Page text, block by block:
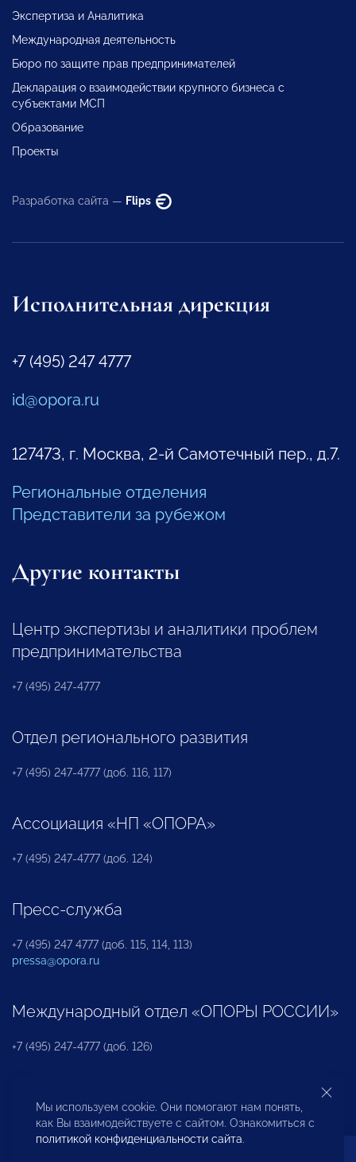
Экспертиза и Аналитика
Международная деятельность
Бюро по защите прав предпринимателей
Декларация о взаимодействии крупного бизнеса с
субъектами МСП
Образование
Проекты
Разработка сайта — Flips
Исполнительная дирекция
+7 (495) 247 4777
id@opora.ru
127473, г. Москва, 2-й Самотечный пер., д.7.
Региональные отделения
Представители за рубежом
Другие контакты
Центр экспертизы и аналитики проблем
предпринимательства
+7 (495) 247-4777
Отдел регионального развития
+7 (495) 247-4777 (доб. 116, 117)
Ассоциация «НП «ОПОРА»
+7 (495) 247-4777 (доб. 124)
Пресс-служба
+7 (495) 247 4777 (доб. 115, 114, 113)
pressa@opora.ru
Международный отдел «ОПОРЫ РОССИИ»
+7 (495) 247-4777 (доб. 126)
Бюро по защите прав предпринимателей и
инвесторов
Мы используем cookie. Они помогают нам понять,
как Вы взаимодействуете с сайтом. Ознакомиться с
политикой конфиденциальности сайта.